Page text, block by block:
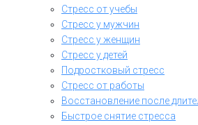
Стресс от учебы
Стресс у мужчин
Стресс у женщин
Стресс у детей
Подростковый стресс
Стресс от работы
Восстановление после
Быстрое снятие стресса